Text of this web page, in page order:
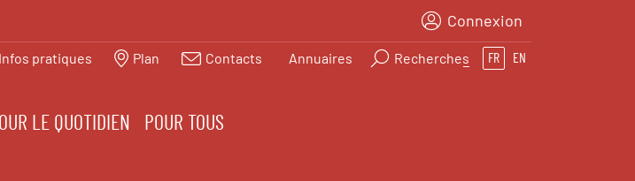
Connexion
Infos pratiques Plan Contacts Annuaires Recherches FR EN
LE QUOTIDIEN POUR TOUS